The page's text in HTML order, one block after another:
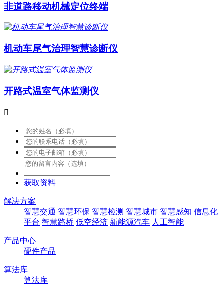
非道路移动机械定位终端
机动车尾气治理智慧诊断仪
开路式温室气体监测仪

获取资料
解决方案
智慧交通 智慧环保 智慧检测 智慧城市 智慧感知 信息化
平台 智慧路桥 低空经济 新能源汽车 人工智能
产品中心
硬件产品
算法库
算法库